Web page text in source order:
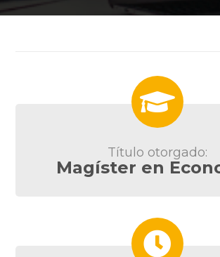
Título otorgado:
Magíster en